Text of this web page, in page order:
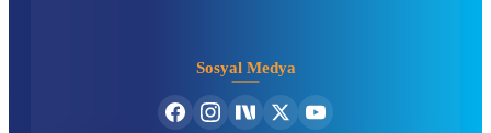
Sosyal Medya